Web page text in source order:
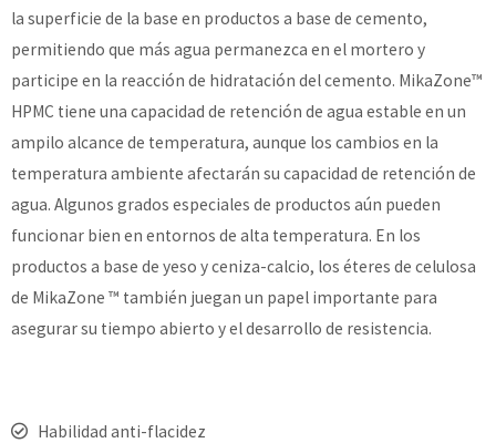
la superficie de la base en productos a base de cemento,
permitiendo que más agua permanezca en el mortero y
participe en la reacción de hidratación del cemento. MikaZone™
HPMC tiene una capacidad de retención de agua estable en un
ampilo alcance de temperatura, aunque los cambios en la
temperatura ambiente afectarán su capacidad de retención de
agua. Algunos grados especiales de productos aún pueden
funcionar bien en entornos de alta temperatura. En los
productos a base de yeso y ceniza-calcio, los éteres de celulosa
de MikaZone ™ también juegan un papel importante para
asegurar su tiempo abierto y el desarrollo de resistencia.
Habilidad anti-flacidez